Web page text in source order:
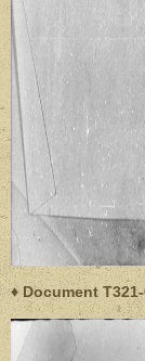
♦ Document